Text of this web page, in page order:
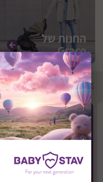
החנות של
Graco
מוצרים מובילים